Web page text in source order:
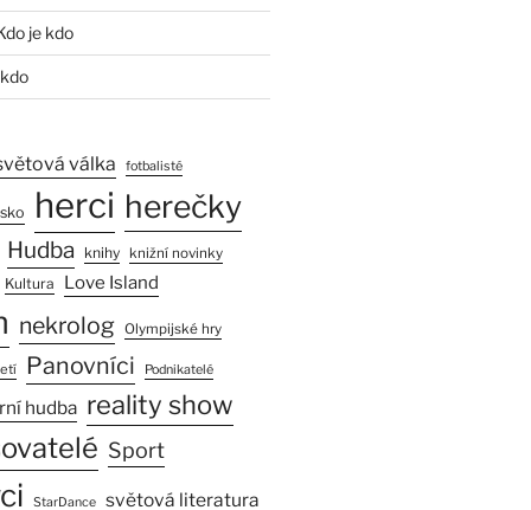
je kdo
válka fotbalisté
herci herečky
Hudba knihy knižní novinky
Kultura Love Island
nekrolog Olympijské hry
Panovníci Podnikatelé
hudba reality show
Sport
StarDance světová literatura